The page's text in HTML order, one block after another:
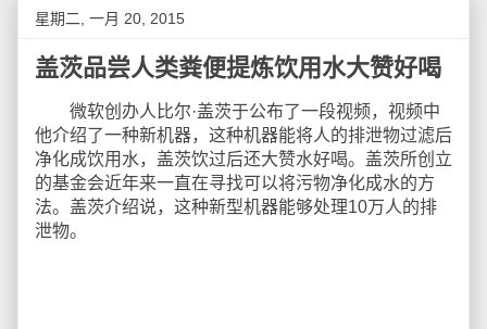
星期二, 一月 20, 2015
盖茨品尝人类粪便提炼饮用水大赞好喝
微软创办人比尔·盖茨于公布了一段视频，视频中
他介绍了一种新机器，这种机器能将人的排泄物过滤后
净化成饮用水，盖茨饮过后还大赞水好喝。盖茨所创立
的基金会近年来一直在寻找可以将污物净化成水的方
法。盖茨介绍说，这种新型机器能够处理10万人的排
泄物。